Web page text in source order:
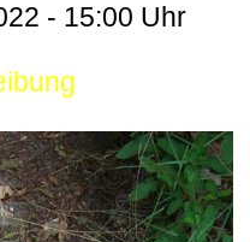
- 15:00 Uhr